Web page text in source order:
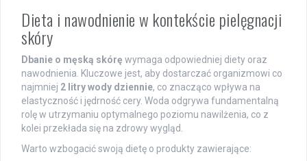
Dieta i nawodnienie w kontekście pielęgnacji
skóry
Dbanie o męską skórę wymaga odpowiedniej diety oraz
nawodnienia. Kluczowe jest, aby dostarczać organizmowi co
najmniej 2 litry wody dziennie, co znacząco wpływa na
elastyczność i jędrność cery. Woda odgrywa fundamentalną
rolę w utrzymaniu optymalnego poziomu nawilżenia, co z
kolei przekłada się na zdrowy wygląd.
Warto wzbogacić swoją dietę o produkty zawierające: